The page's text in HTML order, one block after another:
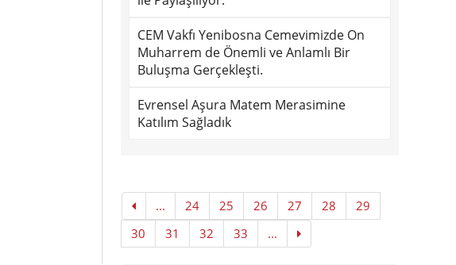
CEM Vakfı Yenibosna Cemevimizde On
Muharrem de Önemli ve Anlamlı Bir
Buluşma Gerçekleşti.
Evrensel Aşura Matem Merasimine
Katılım Sağladık
... 24 25 26 27 28
29
30
31 32 33 ...